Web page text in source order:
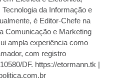
da Informação e
é Editor-Chefe na
Comunicação e Marketing
ampla experiência como
com registro
DF. https://etormann.tk |